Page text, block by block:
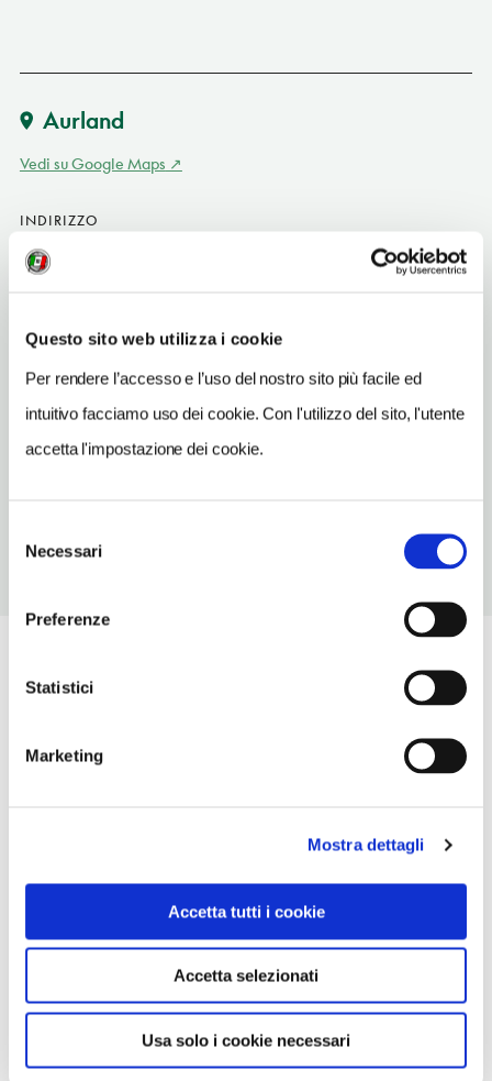
Questo sito web utilizza i cookie
Per rendere l’accesso e l’uso del nostro sito più facile ed
intuitivo facciamo uso dei cookie. Con l'utilizzo del sito, l'utente
accetta l'impostazione dei cookie.
delNecessari
Preferenze
Statistici
Marketing
Mostra dettagli
Accetta tutti i cookie
Accetta selezionati
Usa solo i cookie necessari
Aurland
Vedi su Google Maps
INDIRIZZO
Skulevegen 24
Aurland NO
www.sjh.no
INDIRIZZO EMAIL
sjh@sfj.no